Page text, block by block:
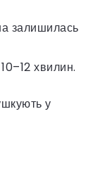
залишилась
хвилин.
у